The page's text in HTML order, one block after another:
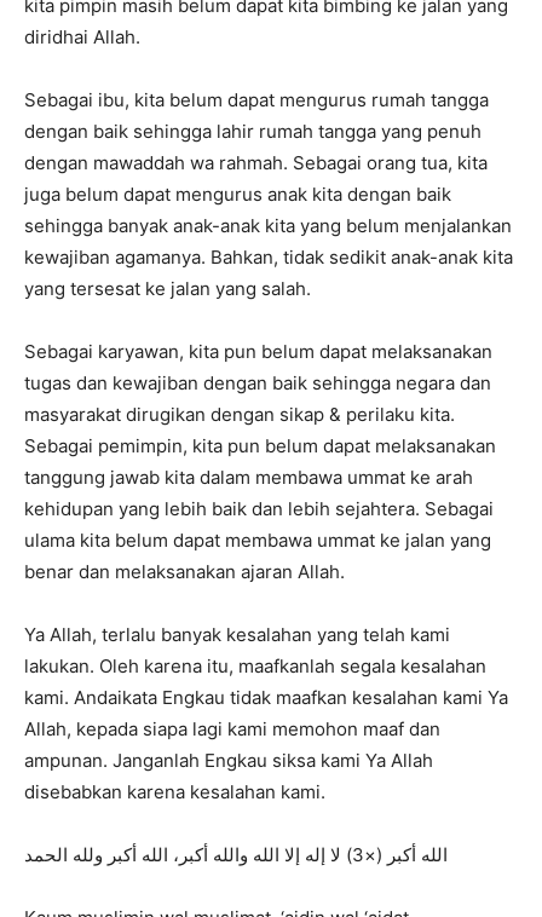
kita pimpin masih belum dapat kita bimbing ke jalan yang
diridhai Allah.
Sebagai ibu, kita belum dapat mengurus rumah tangga
dengan baik sehingga lahir rumah tangga yang penuh
dengan mawaddah wa rahmah. Sebagai orang tua, kita
juga belum dapat mengurus anak kita dengan baik
sehingga banyak anak-anak kita yang belum menjalankan
kewajiban agamanya. Bahkan, tidak sedikit anak-anak kita
yang tersesat ke jalan yang salah.
Sebagai karyawan, kita pun belum dapat melaksanakan
tugas dan kewajiban dengan baik sehingga negara dan
masyarakat dirugikan dengan sikap & perilaku kita.
Sebagai pemimpin, kita pun belum dapat melaksanakan
tanggung jawab kita dalam membawa ummat ke arah
kehidupan yang lebih baik dan lebih sejahtera. Sebagai
ulama kita belum dapat membawa ummat ke jalan yang
benar dan melaksanakan ajaran Allah.
Ya Allah, terlalu banyak kesalahan yang telah kami
lakukan. Oleh karena itu, maafkanlah segala kesalahan
kami. Andaikata Engkau tidak maafkan kesalahan kami Ya
Allah, kepada siapa lagi kami memohon maaf dan
ampunan. Janganlah Engkau siksa kami Ya Allah
disebabkan karena kesalahan kami.
الله أكبر (×3) لا إله إلا الله والله أكبر، الله أكبر ولله الحمد